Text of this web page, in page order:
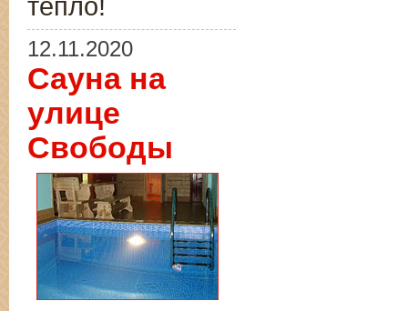
тепло!
12.11.2020
Сауна на
улице
Свободы